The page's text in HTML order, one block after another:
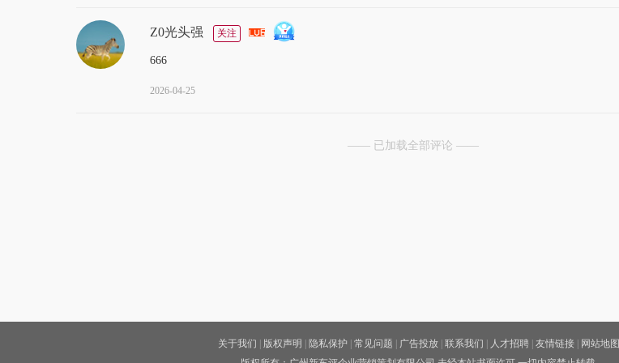
Z0光头强 关注
666
2026-04-25
—— 已加载全部评论 ——
关于我们 版权声明 隐私保护 常见问题 广告投放 联系我们 人才招聘 友情链接 网站地图